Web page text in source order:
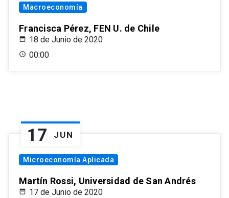
Macroeconomía
Francisca Pérez, FEN U. de Chile
18 de Junio de 2020
00:00
17 JUN
Microeconomía Aplicada
Martín Rossi, Universidad de San Andrés
17 de Junio de 2020